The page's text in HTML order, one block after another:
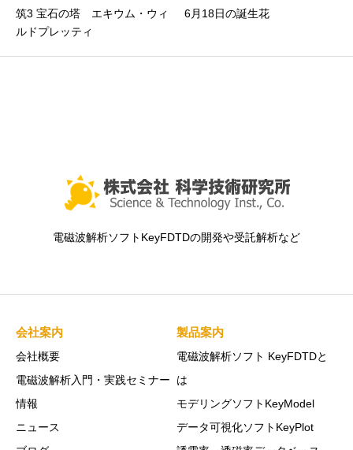
筑3 宝石の塔 エキウム・ウィ
ルドプレッティ
6月18日の誕生花
電磁波解析ソフトKeyFDTDの開発や受託解析など
会社案内
会社概要
電磁波解析入門・実践セミナー
情報
ニュース
製品案内
電磁波解析ソフト KeyFDTDと
は
モデリングソフトKeyModel
データ可視化ソフトKeyPlot